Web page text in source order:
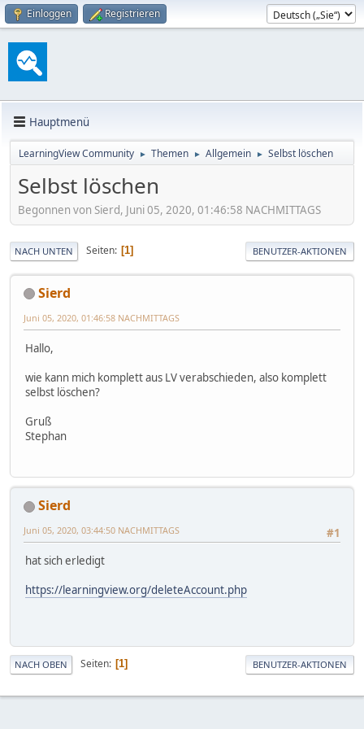
Einloggen Registrieren
Hauptmenü
LearningView Community ► Themen ► Allgemein ► Selbst löschen
Selbst löschen
Begonnen von Sierd, Juni 05, 2020, 01:46:58 NACHMITTAGS
NACH UNTEN Seiten 1 BENUTZER-AKTIONEN
Sierd
Juni 05, 2020, 01:46:58 NACHMITTAGS
Hallo,
wie kann mich komplett aus LV verabschieden, also komplett
selbst löschen?
Gruß
Stephan
Sierd
#1
Juni 05, 2020, 03:44:50 NACHMITTAGS
hat sich erledigt
https://learningview.org/deleteAccount.php
NACH OBEN Seiten 1 BENUTZER-AKTIONEN